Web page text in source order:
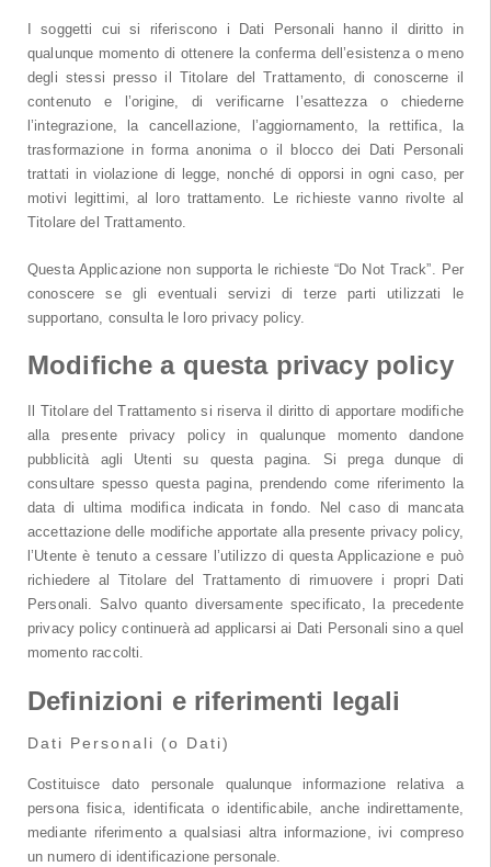
I soggetti cui si riferiscono i Dati Personali hanno il diritto in
qualunque momento di ottenere la conferma dell’esistenza o meno
degli stessi presso il Titolare del Trattamento, di conoscerne il
contenuto e l’origine, di verificarne l’esattezza o chiederne
l’integrazione, la cancellazione, l’aggiornamento, la rettifica, la
trasformazione in forma anonima o il blocco dei Dati Personali
trattati in violazione di legge, nonché di opporsi in ogni caso, per
motivi legittimi, al loro trattamento. Le richieste vanno rivolte al
Titolare del Trattamento.
Questa Applicazione non supporta le richieste “Do Not Track”. Per
conoscere se gli eventuali servizi di terze parti utilizzati le
supportano, consulta le loro privacy policy.
Modifiche a questa privacy policy
Il Titolare del Trattamento si riserva il diritto di apportare modifiche
alla presente privacy policy in qualunque momento dandone
pubblicità agli Utenti su questa pagina. Si prega dunque di
consultare spesso questa pagina, prendendo come riferimento la
data di ultima modifica indicata in fondo. Nel caso di mancata
accettazione delle modifiche apportate alla presente privacy policy,
l’Utente è tenuto a cessare l’utilizzo di questa Applicazione e può
richiedere al Titolare del Trattamento di rimuovere i propri Dati
Personali. Salvo quanto diversamente specificato, la precedente
privacy policy continuerà ad applicarsi ai Dati Personali sino a quel
momento raccolti.
Definizioni e riferimenti legali
Dati Personali (o Dati)
Costituisce dato personale qualunque informazione relativa a
persona fisica, identificata o identificabile, anche indirettamente,
mediante riferimento a qualsiasi altra informazione, ivi compreso
un numero di identificazione personale.